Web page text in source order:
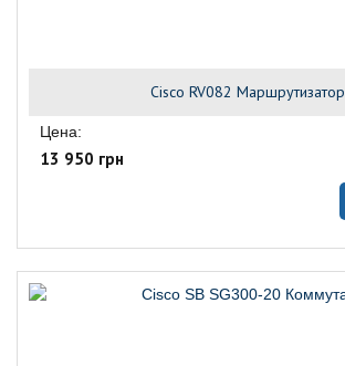
Cisco RV082 Маршрутизатор
Цена:
13 950 грн